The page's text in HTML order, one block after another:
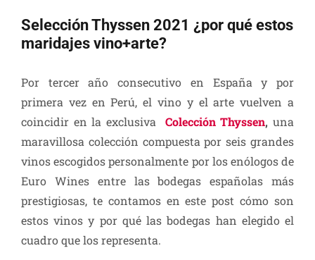
Selección Thyssen 2021 ¿por qué estos
maridajes vino+arte?
Por tercer año consecutivo en España y por
primera vez en Perú, el vino y el arte vuelven a
coincidir en la exclusiva Colección Thyssen, una
maravillosa colección compuesta por seis grandes
vinos escogidos personalmente por los enólogos de
Euro Wines entre las bodegas españolas más
prestigiosas, te contamos en este post cómo son
estos vinos y por qué las bodegas han elegido el
cuadro que los representa.